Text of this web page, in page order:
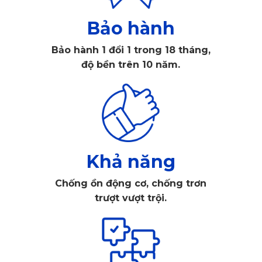
Mỗi tấm thảm đều được đo đạc và cắt may chính xác theo
kích thước sàn của Ford Tourneo.
Nhờ đó, thảm ôm sát từng chi tiết, phủ kín toàn bộ mặt sàn
và mép thành, giúp hạn chế bụi bẩn lọt xuống dưới. Thiết kế
Bảo hành
Bảo hành 1 đổi 1 trong 18 tháng,
độ bền trên 10 năm.
Khả năng
Chống ồn động cơ, chống trơn
trượt vượt trội.